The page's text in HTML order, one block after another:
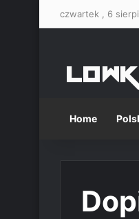
czwartek , 6
Home